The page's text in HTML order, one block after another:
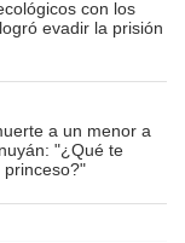
con los
evadir la prisión
a un menor a
"¿Qué te
princeso?"